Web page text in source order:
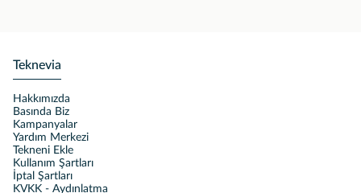
Teknevia
Hakkımızda
Basında Biz
Kampanyalar
Yardım Merkezi
Tekneni Ekle
Kullanım Şartları
İptal Şartları
KVKK - Aydınlatma